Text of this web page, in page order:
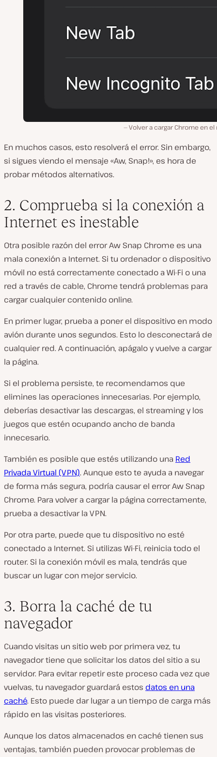
Volver a cargar Chrome en el
En muchos casos, esto resolverá el error. Sin embargo,
si sigues viendo el mensaje «Aw, Snap!», es hora de
probar métodos alternativos.
2. Comprueba si la conexión a
Internet es inestable
Otra posible razón del error Aw Snap Chrome es una
mala conexión a Internet. Si tu ordenador o dispositivo
móvil no está correctamente conectado a Wi-Fi o una
red a través de cable, Chrome tendrá problemas para
cargar cualquier contenido online.
En primer lugar, prueba a poner el dispositivo en modo
avión durante unos segundos. Esto lo desconectará de
cualquier red. A continuación, apágalo y vuelve a cargar
la página.
Si el problema persiste, te recomendamos que
elimines las operaciones innecesarias. Por ejemplo,
deberías desactivar las descargas, el streaming y los
juegos que estén ocupando ancho de banda
innecesario.
También es posible que estés utilizando una Red
Privada Virtual (VPN). Aunque esto te ayuda a navegar
de forma más segura, podría causar el error Aw Snap
Chrome. Para volver a cargar la página correctamente,
prueba a desactivar la VPN.
Por otra parte, puede que tu dispositivo no esté
conectado a Internet. Si utilizas Wi-Fi, reinicia todo el
router. Si la conexión móvil es mala, tendrás que
buscar un lugar con mejor servicio.
3. Borra la caché de tu
navegador
Cuando visitas un sitio web por primera vez, tu
navegador tiene que solicitar los datos del sitio a su
servidor. Para evitar repetir este proceso cada vez que
vuelvas, tu navegador guardará estos datos en una
caché. Esto puede dar lugar a un tiempo de carga más
rápido en las visitas posteriores.
Aunque los datos almacenados en caché tienen sus
ventajas, también pueden provocar problemas de